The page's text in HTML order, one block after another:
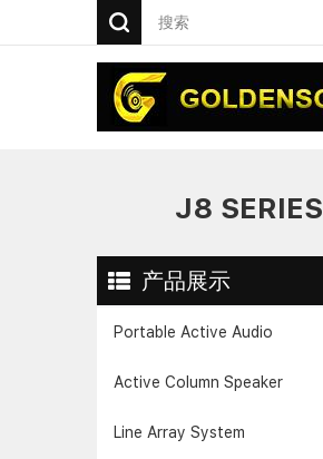
J8 SERIES
产品展示
Portable Active Audio
Active Column Speaker
Line Array System